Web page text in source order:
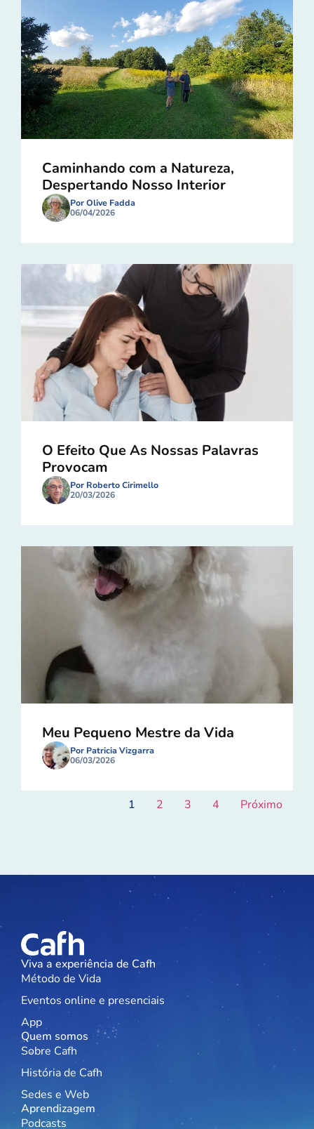
Caminhando com a Natureza,
Despertando Nosso Interior
Por Olive Fadda
06/04/2026
O Efeito Que As Nossas Palavras
Provocam
Por Roberto Cirimello
20/03/2026
Meu Pequeno Mestre da Vida
Por Patricia Vizgarra
06/03/2026
1 2 3 4 Próximo
Viva a experiência de Cafh
Método de Vida
Eventos online e presenciais
App
Quem somos
Sobre Cafh
História de Cafh
Sedes e Web
Aprendizagem
Podcasts